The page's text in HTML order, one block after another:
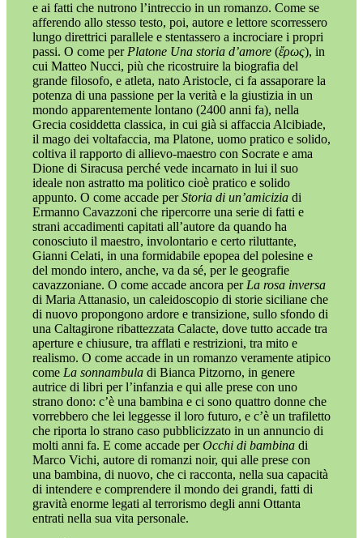
e ai fatti che nutrono l’intreccio in un romanzo. Come se
afferendo allo stesso testo, poi, autore e lettore scorressero
lungo direttrici parallele e stentassero a incrociare i propri
passi. O come per Platone Una storia d’amore (ἔρως), in
cui Matteo Nucci, più che ricostruire la biografia del
grande filosofo, e atleta, nato Aristocle, ci fa assaporare la
potenza di una passione per la verità e la giustizia in un
mondo apparentemente lontano (2400 anni fa), nella
Grecia cosiddetta classica, in cui già si affaccia Alcibiade,
il mago dei voltafaccia, ma Platone, uomo pratico e solido,
coltiva il rapporto di allievo-maestro con Socrate e ama
Dione di Siracusa perché vede incarnato in lui il suo
ideale non astratto ma politico cioè pratico e solido
appunto. O come accade perStoria di un’amicizia di
Ermanno Cavazzoni che ripercorre una serie di fatti e
strani accadimenti capitati all’autore da quando ha
conosciuto il maestro, involontario e certo riluttante,
Gianni Celati, in una formidabile epopea del polesine e
del mondo intero, anche, va da sé, per le geografie
cavazzoniane. O come accade ancora per La rosa inversa
di Maria Attanasio, un caleidoscopio di storie siciliane che
di nuovo propongono ardore e transizione, sullo sfondo di
una Caltagirone ribattezzata Calacte, dove tutto accade tra
aperture e chiusure, tra afflati e restrizioni, tra mito e
realismo. O come accade in un romanzo veramente atipico
come La sonnambula di Bianca Pitzorno, in genere
autrice di libri per l’infanzia e qui alle prese con uno
strano dono: c’è una bambina e ci sono quattro donne che
vorrebbero che lei leggesse il loro futuro, e c’è un trafiletto
che riporta lo strano caso pubblicizzato in un annuncio di
molti anni fa. E come accade perOcchi di bambina di
Marco Vichi, autore di romanzi noir, qui alle prese con
una bambina, di nuovo, che ci racconta, nella sua capacità
di intendere e comprendere il mondo dei grandi, fatti di
gravità enorme legati al terrorismo degli anni Ottanta
entrati nella sua vita personale.